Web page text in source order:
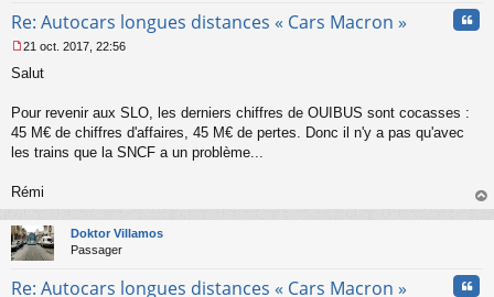
Re: Autocars longues distances « Cars Macron »
e
s
a
g
e
o
n
l
u
21 oct. 2017, 22:56
Salut
Pour revenir aux SLO, les derniers chiffres de OUIBUS sont cocasses :
45 M€ de chiffres d'affaires, 45 M€ de pertes. Donc il n'y a pas qu'avec
les trains que la SNCF a un problème...
Rémi
au
Doktor Villamos
Passager
Re: Autocars longues distances « Cars Macron »